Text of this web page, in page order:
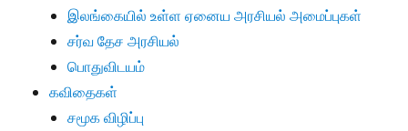
இலங்கையில் உள்ள ஏனைய அரசியல் அமைப்புகள்
சர்வ தேச அரசியல்
பொதுவிடயம்
கவிதைகள்
சமூக விழிப்பு